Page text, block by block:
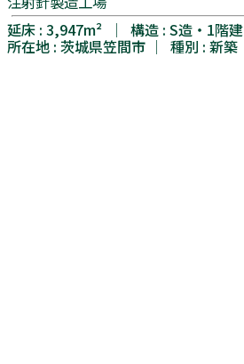
延床 : 3,947m² │ 構造 : S造・1階建
所在地 : 茨城県笠間市 │ 種別 : 新築